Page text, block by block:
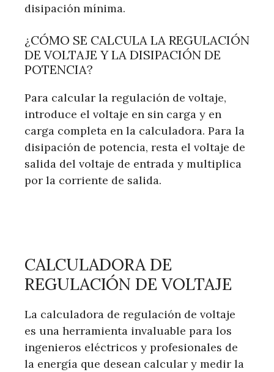
disipación mínima.
¿CÓMO SE CALCULA LA REGULACIÓN
DE VOLTAJE Y LA DISIPACIÓN DE
POTENCIA?
Para calcular la regulación de voltaje,
introduce el voltaje en sin carga y en
carga completa en la calculadora. Para la
disipación de potencia, resta el voltaje de
salida del voltaje de entrada y multiplica
por la corriente de salida.
CALCULADORA DE
REGULACIÓN DE VOLTAJE
La calculadora de regulación de voltaje
es una herramienta invaluable para los
ingenieros eléctricos y profesionales de
la energía que desean calcular y medir la